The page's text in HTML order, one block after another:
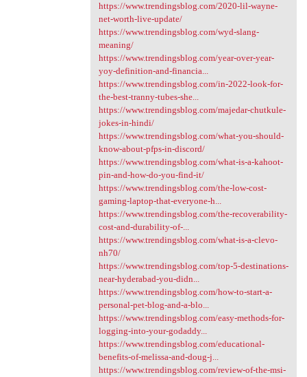
https://www.trendingsblog.com/2020-lil-wayne-
net-worth-live-update/
https://www.trendingsblog.com/wyd-slang-
meaning/
https://www.trendingsblog.com/year-over-year-
yoy-definition-and-financia...
https://www.trendingsblog.com/in-2022-look-for-
the-best-tranny-tubes-she...
https://www.trendingsblog.com/majedar-chutkule-
jokes-in-hindi/
https://www.trendingsblog.com/what-you-should-
know-about-pfps-in-discord/
https://www.trendingsblog.com/what-is-a-kahoot-
pin-and-how-do-you-find-it/
https://www.trendingsblog.com/the-low-cost-
gaming-laptop-that-everyone-h...
https://www.trendingsblog.com/the-recoverability-
cost-and-durability-of-...
https://www.trendingsblog.com/what-is-a-clevo-
nh70/
https://www.trendingsblog.com/top-5-destinations-
near-hyderabad-you-didn...
https://www.trendingsblog.com/how-to-start-a-
personal-pet-blog-and-a-blo...
https://www.trendingsblog.com/easy-methods-for-
logging-into-your-godaddy...
https://www.trendingsblog.com/educational-
benefits-of-melissa-and-doug-j...
https://www.trendingsblog.com/review-of-the-msi-